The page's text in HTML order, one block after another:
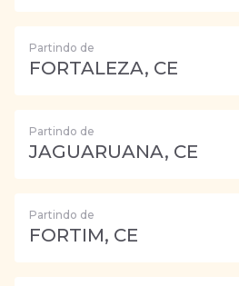
Partindo de
FORTALEZA, CE
Partindo de
JAGUARUANA, CE
Partindo de
FORTIM, CE